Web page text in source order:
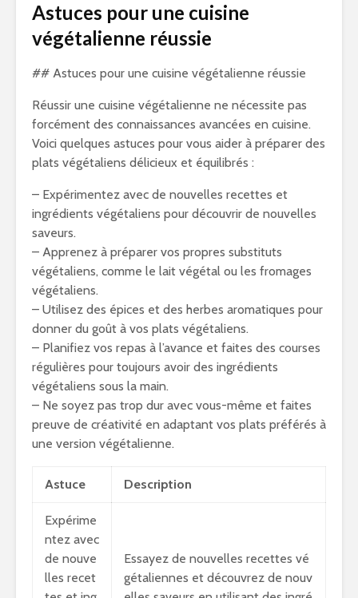
Astuces pour une cuisine
végétalienne réussie
## Astuces pour une cuisine végétalienne réussie
Réussir une cuisine végétalienne ne nécessite pas
forcément des connaissances avancées en cuisine.
Voici quelques astuces pour vous aider à préparer des
plats végétaliens délicieux et équilibrés :
– Expérimentez avec de nouvelles recettes et
ingrédients végétaliens pour découvrir de nouvelles
saveurs.
– Apprenez à préparer vos propres substituts
végétaliens, comme le lait végétal ou les fromages
végétaliens.
– Utilisez des épices et des herbes aromatiques pour
donner du goût à vos plats végétaliens.
– Planifiez vos repas à l’avance et faites des courses
régulières pour toujours avoir des ingrédients
végétaliens sous la main.
– Ne soyez pas trop dur avec vous-même et faites
preuve de créativité en adaptant vos plats préférés à
une version végétalienne.
Astuce Description
Expérime
ntez avec
de nouve
lles recet
Essayez de nouvelles recettes vé
gétaliennes et découvrez de nouv